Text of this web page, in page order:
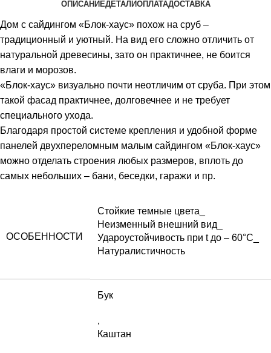
ОПИСАНИЕДЕТАЛИОПЛАТАДОСТАВКА
Дом с сайдингом «Блок-хаус» похож на сруб –
традиционный и уютный. На вид его сложно отличить от
натуральной древесины, зато он практичнее, не боится
влаги и морозов.
«Блок-хаус» визуально почти неотличим от сруба. При этом
такой фасад практичнее, долговечнее и не требует
специального ухода.
Благодаря простой системе крепления и удобной форме
панелей двухпереломным малым сайдингом «Блок-хаус»
можно отделать строения любых размеров, вплоть до
самых небольших – бани, беседки, гаражи и пр.
ОСОБЕННОСТИ
Стойкие темные цвета_
Неизменный внешний вид_
Удароустойчивость при t до – 60°C_
Натуралистичность
Бук
,
Каштан